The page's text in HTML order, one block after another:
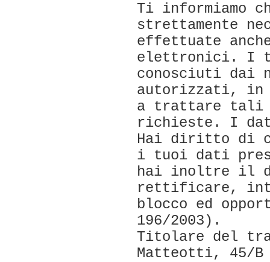
Ti informiamo
strettamente
effettuate
elettronici. I
conosciuti dai
autorizzati, in
a trattare tali
richieste. I
Hai diritto di
i tuoi dati
hai inoltre il
rettificare,
blocco ed
196/2003).
Titolare del
Matteotti, 45/B